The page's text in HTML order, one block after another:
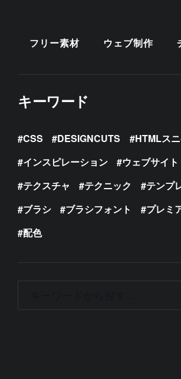
フリー素材 ウェブ制作
キーワード
CSS DESIGNCUTS HTMLス
インスピレーション
ウェブサイト
テクスチャ
テクニック テンプ
ブラシ
ブラシフォント プレミ
配色